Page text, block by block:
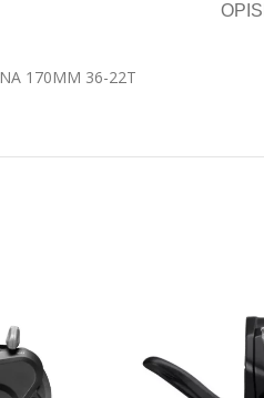
OPIS
170MM 36-22T